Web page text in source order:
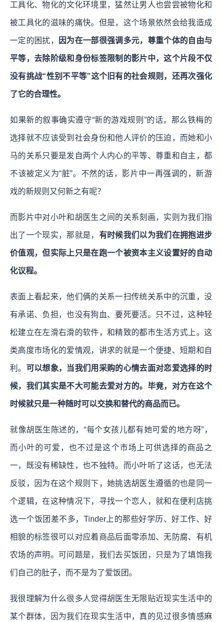
工具化、物化的文化环境里，猛然让男人也尝尝被物化和
被工具化的滋味的痛快。但是，这个场景依然会给我造成
一定的困扰， 因为在一部很强调多元，尊重个体的自由与
平等，去除阶级和身份标签限制的影片中，这个片段不仅
没有挑战“性别不平等”这个旧有的社会规则，还再次强化
了它的合理性。
如果新的叙事确实遵守“新的游戏规则”的话，那么铁梅的
选择就不应该受到社会身份和他人评价的压迫，而她和小
马的关系只要是发自两个人内心的平等、尊重和自主，都
不该被定义为“脏”。不然的话，影片中一再强调的，新游
戏的新规则又何新之有呢？
而影片中对小叶和胡医生之间的关系刻画，实则为我们指
出了一个现实，那就是， 有时候我们以为我们在拥抱进步
价值观，但实际上只是在跑一个被资本主义设置好的自动
化议程。
表面上看起来，他们俩的关系一扫传统关系中的沉重，没
有承诺、负担，也没有狗血、要死要活。只不过，这种轻
松建立在左滑右滑的软件，和精致的都市生活方式上。这
类高度市场化的爱情观，讲求的就是一个便捷、短期和自
利。 可以想象，当我们用采购的心情去面对恋爱选择的时
候，我们其实是不大可能去爱对方的。毕竟，对方在这个
时候就只是一种随时可以交换和替代的商品而已。
就像胡医生陈述的，“每个女孩儿都有她可爱的地方呀”，
而小叶的可爱，也不过是这个市场上可供选择的商品之
一，既没有稀缺性，也不独特。而小叶听了这话，也无法
反驳，因为在这个规则下，她挑选胡医生遵循的也是同一
个逻辑，在这种情况下，寻找一个恋人，就和在便利店挑
选一个饭团差不多，Tinder上的那些好学历、好工作、好
相貌的标签很可以对应着商品后面零添加、无防腐、有机
农场的声明。可问题是，我们去买饭团，只是为了填饱我
们自己的肚子，而不是为了爱饭团。
我很理解为什么很多人觉得胡医生无限贴近现实生活中的
某个群体，因为我们在现实生活中，真的见过很多情感麻